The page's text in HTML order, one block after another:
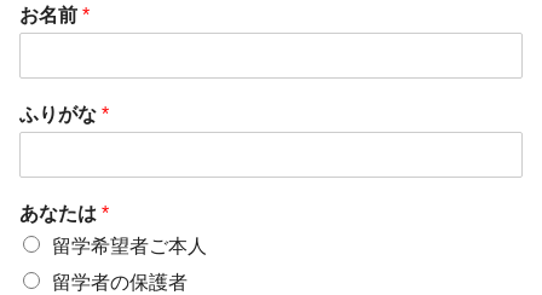
お名前 *
ふりがな *
あなたは *
留学希望者ご本人
留学者の保護者